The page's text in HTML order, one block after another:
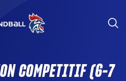
COMPETITIF (6-7